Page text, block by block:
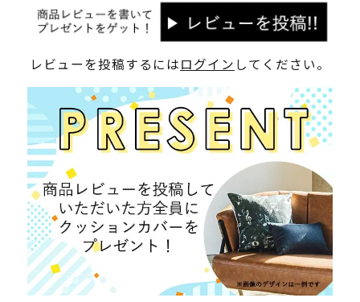
レビューを投稿するにはログイン してください。